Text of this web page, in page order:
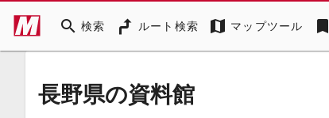
search 検索 ルート検索 map マップツール bookmark
長野県の資料館